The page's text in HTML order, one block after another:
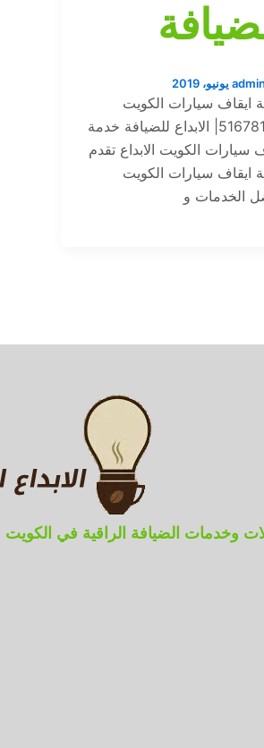
admin
ايقاف سيارات الكويت
|51678199| الابداع للضيافة خدمة
سيارات الكويت الابداع تقدم
ايقاف سيارات الكويت
الخدمات و
الضيافة الراقية في الكويت | 66899378